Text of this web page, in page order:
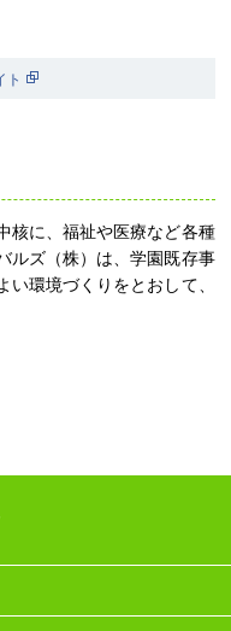
ト
核に、福祉や医療など各種
ルズ（株）は、学園既存事
環境づくりをとおして、